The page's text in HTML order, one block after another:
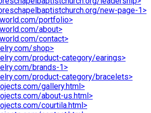
new-page-1>
portfolio>
about>
contact>
shop>
product-category/earings>
brands-1>
product-category/bracelets>
gallery.html>
about-us.html>
courtila.html>